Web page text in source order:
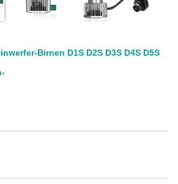
Birnen D1S D2S D3S D4S D5S